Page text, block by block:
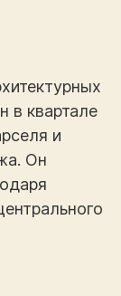
в квартале
и
Он